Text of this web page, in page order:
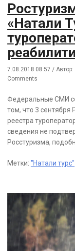
«Натали
7.08.2018 08:57 /
Comments
Федеральные СМИ
том, что 3 сентября
реестра
сведения не
Росстуризма,
Метки: "Натали турс"